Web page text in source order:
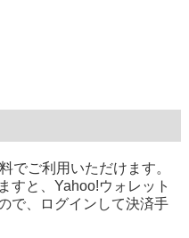
でご利用いただけます。
すと、Yahoo!ウォレット
で、ログインして決済手